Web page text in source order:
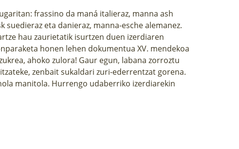
frassino da maná italieraz, manna ash
suedieraz eta danieraz, manna-esche alemanez.
hau zaurietatik isurtzen duen izerdiaren
honen lehen dokumentua XV. mendekoa
ahoko zulora! Gaur egun, labana zorroztu
zenbait sukaldari zuri-ederrentzat gorena.
manitola. Hurrengo udaberriko izerdiarekin